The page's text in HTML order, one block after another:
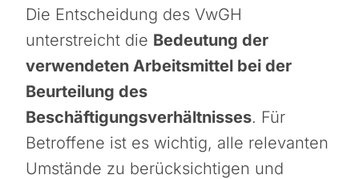
Die Entscheidung des VwGH
unterstreicht die Bedeutung der
verwendeten Arbeitsmittel bei der
Beurteilung des
Beschäftigungsverhältnisses. Für
Betroffene ist es wichtig, alle relevanten
Umstände zu berücksichtigen und